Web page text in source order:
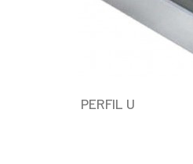
PERFIL U